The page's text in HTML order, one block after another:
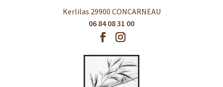
Kerlilas 29900 CONCARNEAU
06 84 08 31 00